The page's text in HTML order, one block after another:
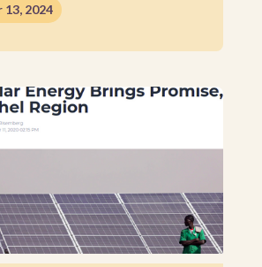
13, 2024